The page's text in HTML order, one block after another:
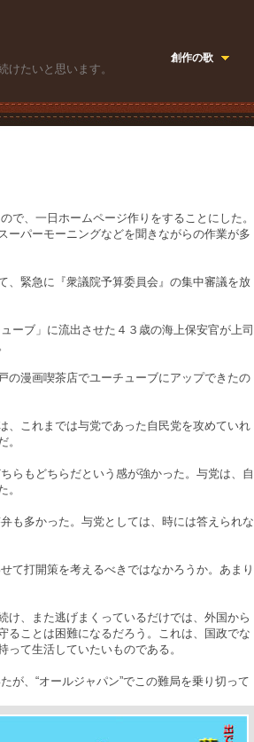
けたいと思います。
創作の歌
、一日ホームページ作りをすることにした。
ーパーモーニングなどを聞きながらの作業が多
緊急に『衆議院予算委員会』の集中審議を放
ブ」に流出させた４３歳の海上保安官が上司
漫画喫茶店でユーチューブにアップできたの
これまでは与党であった自民党を攻めていれ
。
もどちらだという感が強かった。与党は、自
。
も多かった。与党としては、時には答えられな
打開策を考えるべきではなかろうか。あまり
、また逃げまくっているだけでは、外国から
ることは困難になるだろう。これは、国政でな
て生活していたいものである。
、“オールジャパン”でこの難局を乗り切って